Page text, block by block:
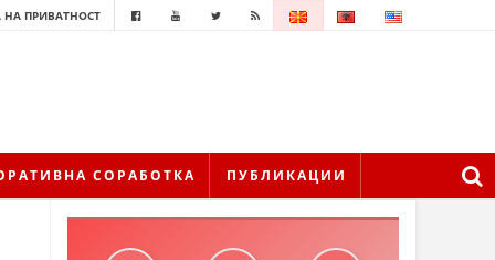
ПРИВАТНОСТ
СОРАБОТКА ПУБЛИКАЦИИ